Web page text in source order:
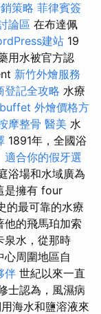
策略 菲律賓簽
論區 在布達佩
建站 19
用水被官方認
新竹外燴服務
登記全攻略 水療
外燴價格方
摩整骨 醫美 水
1891年，全國浴
適合你的假牙選
浴場和水域廣為
是擁有 four
的最可靠的水療
他的飛馬珀加索
泉水，從那時
心周圍地區自
伴 世紀以來一直
士認為，風濕病
海水和鹽溶液來